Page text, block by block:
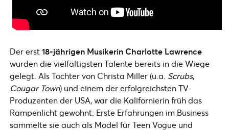
Der erst18-jährigen Musikerin Charlotte Lawrence
wurden die vielfältigsten Talente bereits in die Wiege
gelegt. Als Tochter von Christa Miller (u.a. Scrubs,
Cougar Town) und einem der erfolgreichsten TV-
Produzenten der USA, war die Kalifornierin früh das
Rampenlicht gewohnt. Erste Erfahrungen im Business
sammelte sie auch als Model für Teen Vogue und